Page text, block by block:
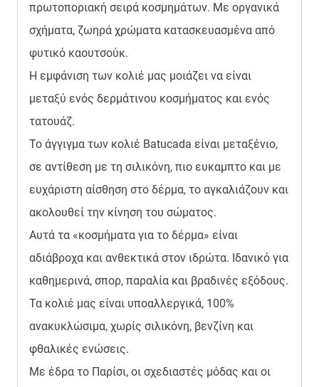
πρωτοποριακή σειρά κοσμημάτων. Με οργανικά
σχήματα, ζωηρά χρώματα κατασκευασμένα από
φυτικό καουτσούκ.
Η εμφάνιση των κολιέ μας μοιάζει να είναι
μεταξύ ενός δερμάτινου κοσμήματος και ενός
τατουάζ.
Το άγγιγμα των κολιέ Batucada είναι μεταξένιο,
σε αντίθεση με τη σιλικόνη, πιο ευκαμπτο και με
ευχάριστη αίσθηση στο δέρμα, το αγκαλιάζουν και
ακολουθεί την κίνηση του σώματος.
Αυτά τα «κοσμήματα για το δέρμα» είναι
αδιάβροχα και ανθεκτικά στον ιδρώτα. Ιδανικό για
καθημερινά, σπορ, παραλία και βραδινές εξόδους.
Τα κολιέ μας είναι υποαλλεργικά, 100%
ανακυκλώσιμα, χωρίς σιλικόνη, βενζίνη και
φθαλικές ενώσεις.
Με έδρα το Παρίσι, οι σχεδιαστές μόδας και οι